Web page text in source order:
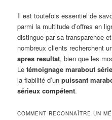
Il est toutefois essentiel de
parmi la multitude d’offres en
distingue par sa transparence
nombreux clients recherchent
apres resultat, bien que les
Letémoignage marabout
la fiabilité d’unpuissant
sérieux compétent.
COMMENT RECONNAÎTRE UN